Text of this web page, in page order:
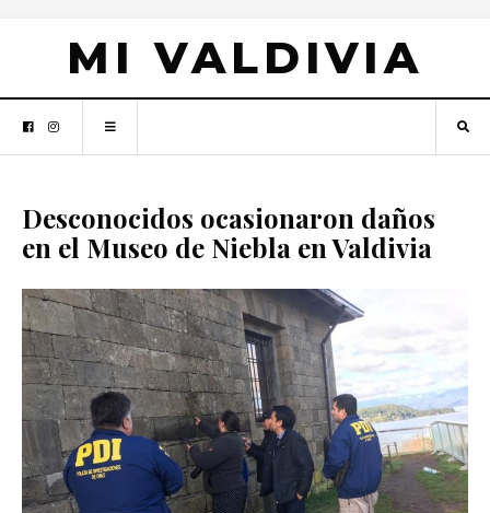
MI VALDIVIA
Desconocidos ocasionaron daños
en el Museo de Niebla en Valdivia